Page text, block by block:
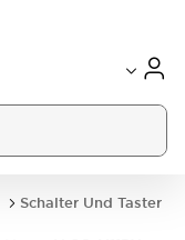
Schalter Und Taster